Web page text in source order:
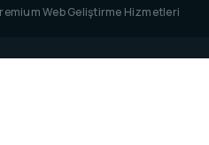
Web Geliştirme Hizmetleri